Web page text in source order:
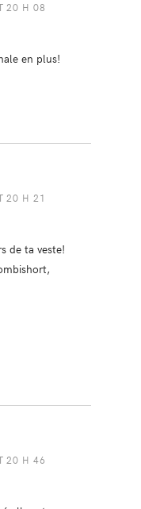
20 H 08
en plus!
20 H 21
de ta veste!
20 H 46